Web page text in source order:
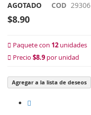
AGOTADO
COD 29306
$8.90
Paquete con 12 unidades
Precio $8.9 por unidad
Agregar a la lista de deseos